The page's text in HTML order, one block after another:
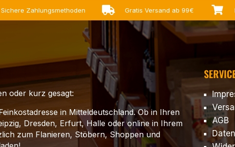
Sichere Zahlungsmethoden  Gratis Versand ab 99€ 
oder kurz gesagt:
in Mitteldeutschland. Ob in Ihren
Dresden, Erfurt, Halle oder online in Ihrem
zum Flanieren, Stöbern, Shoppen und
AGB